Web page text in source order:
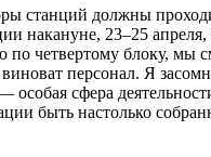
станций должны
накануне, 23–25
по четвертому блоку, мы
персонал. Я
сфера
быть настолько